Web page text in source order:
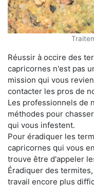
Réussir à occire des
capricornes n'est pas
mission qui vous
contacter les pros de
Les professionnels de
méthodes pour
qui vous infestent.
Pour éradiquer les
capricornes qui vous
trouve être d'appeler
Éradiquer des
travail encore plus